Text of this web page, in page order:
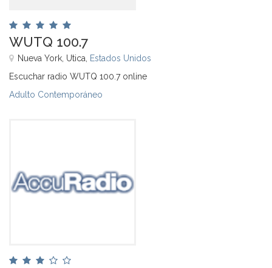
WUTQ 100.7
Nueva York, Utica, Estados Unidos
Escuchar radio WUTQ 100.7 online
Adulto Contemporáneo